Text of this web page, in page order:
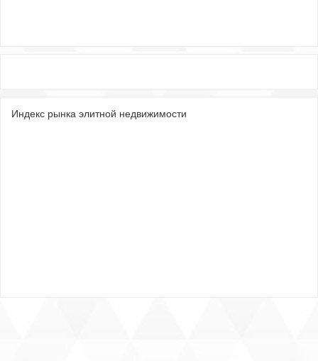
Индекс рынка элитной недвижимости